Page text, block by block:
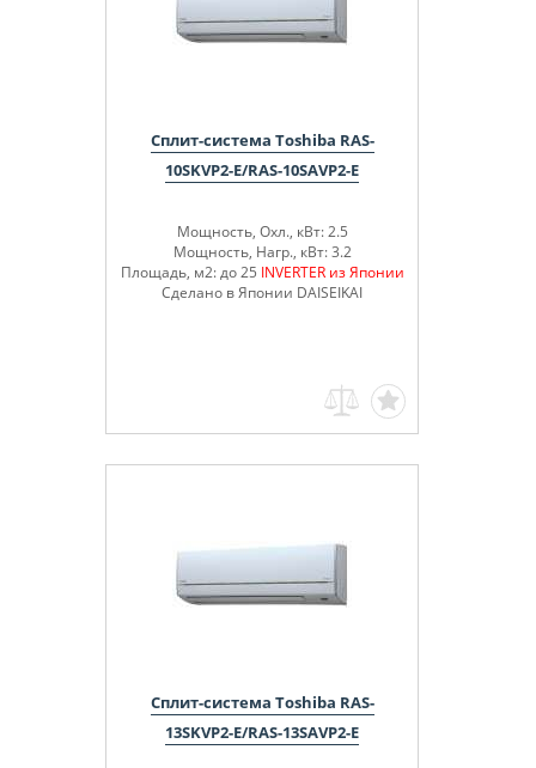
Сплит-система Toshiba RAS-
10SKVP2-E/RAS-10SAVP2-E
Мощность, Охл., кВт: 2.5
Мощность, Нагр., кВт: 3.2
Площадь, м2: до 25 INVERTER из Японии
Сделано в Японии DAISEIKAI
Сплит-система Toshiba RAS-
13SKVP2-E/RAS-13SAVP2-E